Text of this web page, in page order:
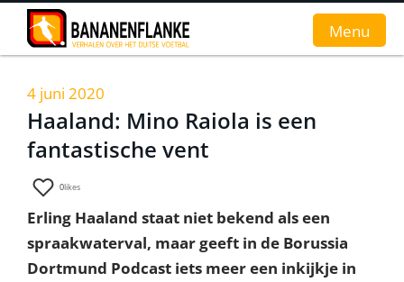
Home
Nieuws
Interviews
Groundhopverhalen
De fans
Menu
4 juni 2020
Haaland: Mino Raiola is een
fantastische vent
0likes
Erling Haaland staat niet bekend als een
spraakwaterval, maar geeft in de Borussia
Dortmund Podcast iets meer een inkijkje in